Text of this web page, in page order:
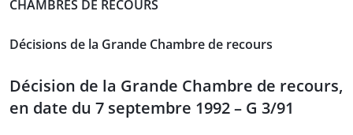
CHAMBRES DE RECOURS
Décisions de la Grande Chambre de recours
Décision de la Grande Chambre de recours,
en date du 7 septembre 1992 – G 3/91